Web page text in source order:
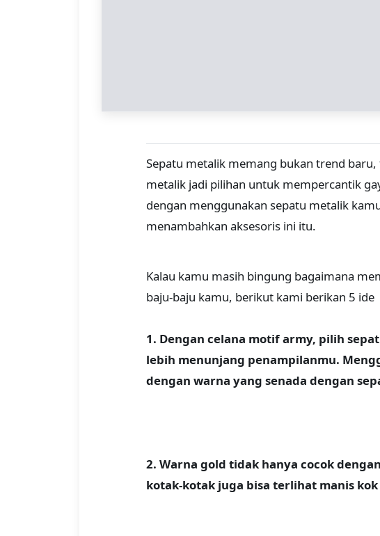
Sepatu metalik memang bukan trend
metalik jadi pilihan untuk mempercantik
dengan menggunakan sepatu metalik
menambahkan aksesoris ini itu.
Kalau kamu masih bingung bagaimana
baju-baju kamu, berikut kami berikan 5
1. Dengan celana motif army, pilih
lebih menunjang penampilanmu.
dengan warna yang senada dengan
2. Warna gold tidak hanya cocok
kotak-kotak juga bisa terlihat manis